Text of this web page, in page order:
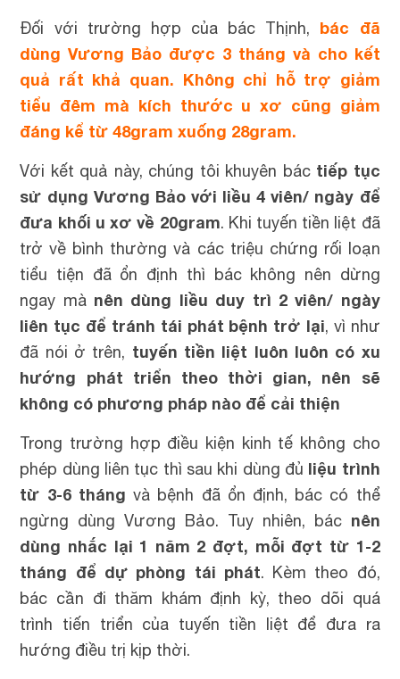
Đối với trường hợp của bác Thịnh, bác đã
dùng Vương Bảo được 3 tháng và cho kết
quả rất khả quan. Không chỉ hỗ trợ giảm
tiểu đêm mà kích thước u xơ cũng giảm
đáng kể từ 48gram xuống 28gram.
Với kết quả này, chúng tôi khuyên bác tiếp tục
sử dụng Vương Bảo với liều 4 viên/ ngày để
đưa khối u xơ về 20gram. Khi tuyến tiền liệt đã
trở về bình thường và các triệu chứng rối loạn
tiểu tiện đã ổn định thì bác không nên dừng
ngay mà nên dùng liều duy trì 2 viên/ ngày
liên tục để tránh tái phát bệnh trở lại, vì như
đã nói ở trên, tuyến tiền liệt luôn luôn có xu
hướng phát triển theo thời gian, nên sẽ
không có phương pháp nào để cải thiện
Trong trường hợp điều kiện kinh tế không cho
phép dùng liên tục thì sau khi dùng đủ liệu trình
từ 3-6 tháng và bệnh đã ổn định, bác có thể
ngừng dùng Vương Bảo. Tuy nhiên, bác nên
dùng nhắc lại 1 năm 2 đợt, mỗi đợt từ 1-2
tháng để dự phòng tái phát. Kèm theo đó,
bác cần đi thăm khám định kỳ, theo dõi quá
trình tiến triển của tuyến tiền liệt để đưa ra
hướng điều trị kịp thời.